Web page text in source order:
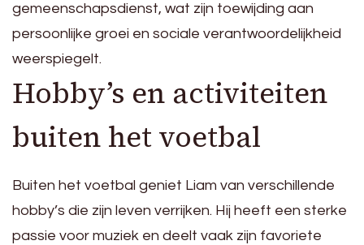
gemeenschapsdienst, wat zijn toewijding aan
persoonlijke groei en sociale verantwoordelijkheid
weerspiegelt.
Hobby’s en activiteiten
buiten het voetbal
Buiten het voetbal geniet Liam van verschillende
hobby’s die zijn leven verrijken. Hij heeft een sterke
passie voor muziek en deelt vaak zijn favoriete